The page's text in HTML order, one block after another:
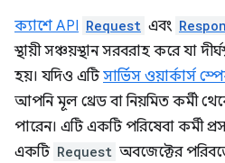
ক্যাশে API Request এবং
স্থায়ী সঞ্চয়স্থান সরবরাহ করে যা
হয়। যদিও এটিসার্ভিস ওয়ার্কার্স
আপনি মূল থ্রেড বা নিয়মিত কর্মী
পারেন। এটি একটি পরিষেবা কর্মী
একটি Request অবজেক্টের